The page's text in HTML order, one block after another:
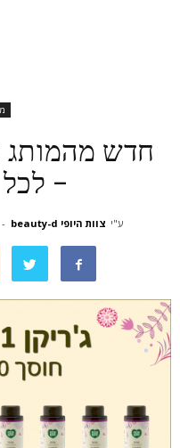
–
ע"י צוות היופי beauty-d -